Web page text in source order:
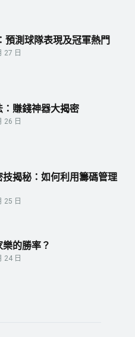
預測球隊表現及冠軍熱門
27 日
：賺錢神器大揭密
26 日
技揭秘：如何利用籌碼管理
25 日
的勝率？
24 日